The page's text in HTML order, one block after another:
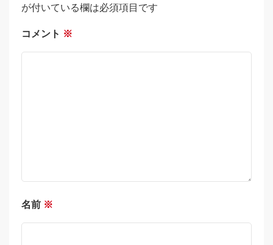
が付いている欄は必須項目です
コメント ※
名前 ※